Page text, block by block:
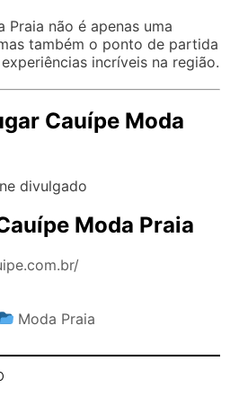
Praia não é apenas uma
também o ponto de partida
incríveis na região.
Cauípe Moda
divulgado
Moda Praia
Moda Praia